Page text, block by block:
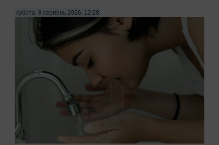
субота, 8 серпень 2026, 12:28